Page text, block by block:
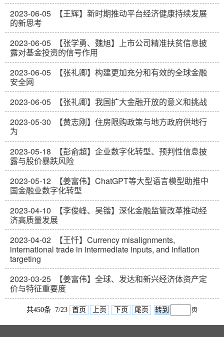
2023-06-05
【王辉】新时期推动平台经济健康持续发展
的新思考
2023-06-05
【张学勇、魏旭】上市公司精准扶贫信息披
露对基金投资的信号作用
2023-06-05
【张礼卿】构建更加充分和有效的全球金融
安全网
2023-06-05
【张礼卿】我国扩大金融开放的意义和挑战
2023-05-30
【黄志刚】住房限购政策与地方政府供地行
为
2023-05-18
【彭俞超】企业数字化转型、预判性信息披
露与股价暴跌风险
2023-05-12
【姜富伟】ChatGPT等大型语言模型助推中
国金融业数字化转型
2023-04-10
【李俊峰、吴锴】深化金融监管改革推动经
济高质量发展
2023-04-02
【王忏】Currency misalignments,
international trade in intermediate inputs, and inflation
targeting
2023-03-25
【姜富伟】全球、发达和新兴经济体资产定
价与特征重要度
共450条 7/23 首页 上页 下页 尾页 页